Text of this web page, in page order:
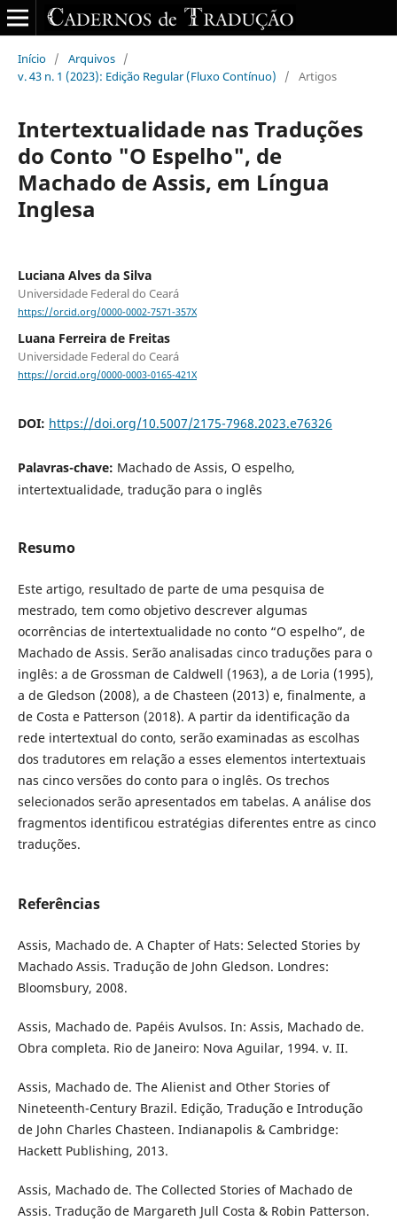
Início / Arquivos /
v. 43 n. 1 (2023): Edição Regular (Fluxo Contínuo)
/ Artigos
Intertextualidade nas Traduções
do Conto "O Espelho", de
Machado de Assis, em Língua
Inglesa
Luciana Alves da Silva
Universidade Federal do Ceará
https://orcid.org/0000-0002-7571-357X
Luana Ferreira de Freitas
Universidade Federal do Ceará
https://orcid.org/0000-0003-0165-421X
DOI: https://doi.org/10.5007/2175-7968.2023.e76326
Palavras-chave: Machado de Assis, O espelho,
intertextualidade, tradução para o inglês
Resumo
Este artigo, resultado de parte de uma pesquisa de
mestrado, tem como objetivo descrever algumas
ocorrências de intertextualidade no conto “O espelho”, de
Machado de Assis. Serão analisadas cinco traduções para o
inglês: a de Grossman de Caldwell (1963), a de Loria (1995),
a de Gledson (2008), a de Chasteen (2013) e, finalmente, a
de Costa e Patterson (2018). A partir da identificação da
rede intertextual do conto, serão examinadas as escolhas
dos tradutores em relação a esses elementos intertextuais
nas cinco versões do conto para o inglês. Os trechos
selecionados serão apresentados em tabelas. A análise dos
fragmentos identificou estratégias diferentes entre as cinco
traduções.
Referências
Assis, Machado de. A Chapter of Hats: Selected Stories by
Machado Assis. Tradução de John Gledson. Londres:
Bloomsbury, 2008.
Assis, Machado de. Papéis Avulsos. In: Assis, Machado de.
Obra completa. Rio de Janeiro: Nova Aguilar, 1994. v. II.
Assis, Machado de. The Alienist and Other Stories of
Nineteenth-Century Brazil. Edição, Tradução e Introdução
de John Charles Chasteen. Indianapolis & Cambridge:
Hackett Publishing, 2013.
Assis, Machado de. The Collected Stories of Machado de
Assis. Tradução de Margareth Jull Costa & Robin Patterson.